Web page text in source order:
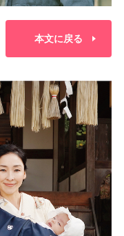
本文に戻る